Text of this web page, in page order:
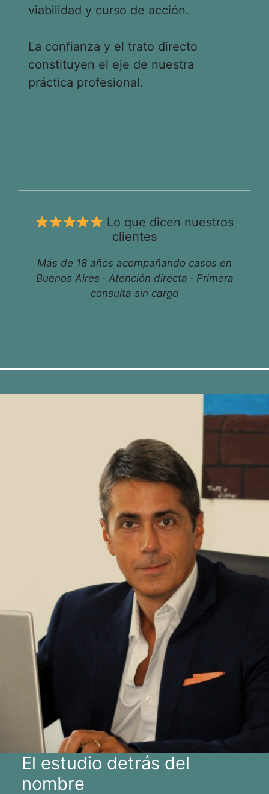
viabilidad y curso de acción.
La confianza y el trato directo
constituyen el eje de nuestra
práctica profesional.
Lo que dicen nuestros
clientes
Más de 18 años acompañando casos en
Buenos Aires · Atención directa · Primera
consulta sin cargo
El estudio detrás del
nombre